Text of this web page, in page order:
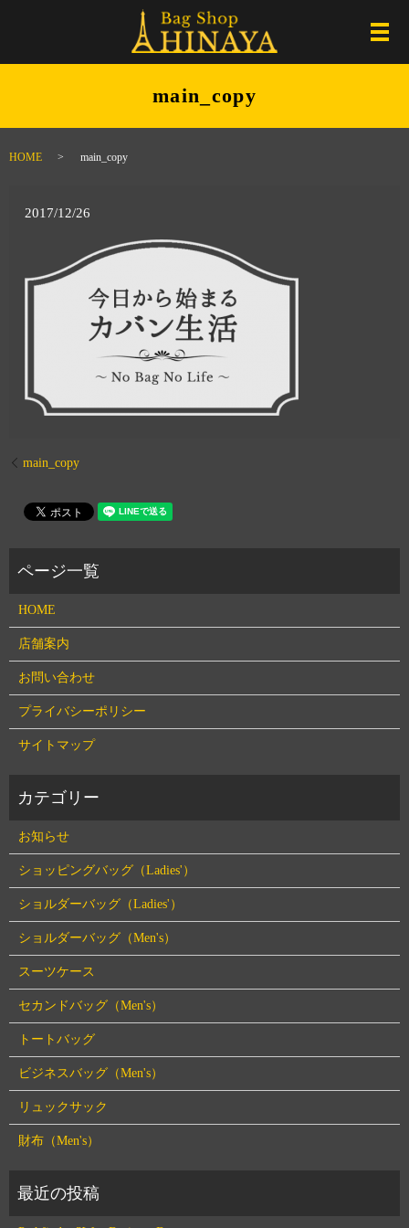
メ
main_copy
HOME main_copy
2017/12/26
main_copy
HOME
店舗案内
お問い合わせ
プライバシーポリシー
サイトマップ
お知らせ
ショッピングバッグ（Ladies'）
ショルダーバッグ（Ladies'）
ショルダーバッグ（Men's）
スーツケース
セカンドバッグ（Men's）
トートバッグ
ビジネスバッグ（Men's）
リュックサック
財布（Men's）